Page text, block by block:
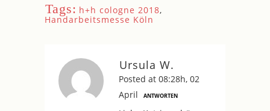
Tags: h+h cologne 2018,
Handarbeitsmesse Köln
Ursula W.
Posted at 08:28h, 02
April
ANTWORTEN